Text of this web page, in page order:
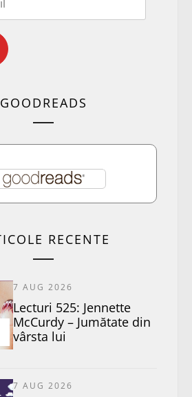
GOODREADS
RECENTE
7 AUG 2026
Lecturi 525: Jennette
McCurdy – Jumătate din
vârsta lui
7 AUG 2026